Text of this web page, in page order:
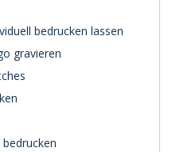
bedrucken lassen
gravieren